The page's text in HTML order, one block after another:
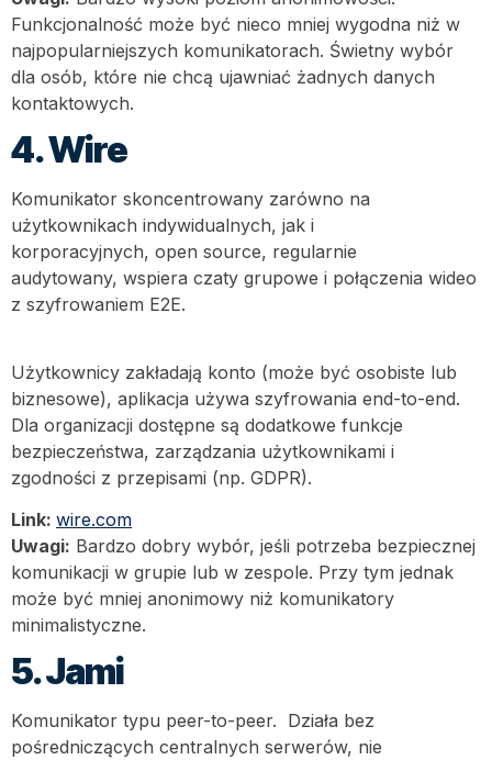
Funkcjonalność może być nieco mniej wygodna niż w
najpopularniejszych komunikatorach. Świetny wybór
dla osób, które nie chcą ujawniać żadnych danych
kontaktowych.
4. Wire
Komunikator skoncentrowany zarówno na
użytkownikach indywidualnych, jak i
korporacyjnych, open source, regularnie
audytowany, wspiera czaty grupowe i połączenia wideo
z szyfrowaniem E2E.
Użytkownicy zakładają konto (może być osobiste lub
biznesowe), aplikacja używa szyfrowania end-to-end.
Dla organizacji dostępne są dodatkowe funkcje
bezpieczeństwa, zarządzania użytkownikami i
zgodności z przepisami (np. GDPR).
Link: wire.com
Uwagi: Bardzo dobry wybór, jeśli potrzeba bezpiecznej
komunikacji w grupie lub w zespole. Przy tym jednak
może być mniej anonimowy niż komunikatory
minimalistyczne.
5. Jami
Komunikator typu peer-to-peer. Działa bez
pośredniczących centralnych serwerów, nie